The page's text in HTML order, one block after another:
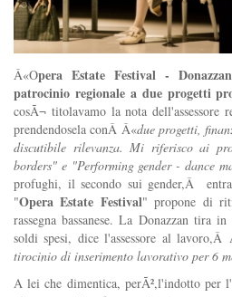
Â«Opera Estate Festival -
patrocinio regionale a due progetti
cosÃ¬ titolavamo la nota dell'assessore
prendendosela conÂ Â«due progetti,
discutibile rilevanza. Mi riferisco ai
borders" e "Performing gender - dance
profughi, il secondo sui gender,Â
"Opera Estate Festival" propone di
rassegna bassanese. La Donazzan tira
soldi spesi, dice l'assessore al lavoro,Â
tirocinio di inserimento lavorativo per 6
A lei che dimentica, perÃ²,l'indotto per